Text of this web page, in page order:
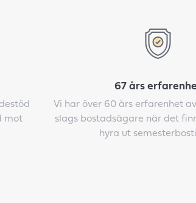
mot
67 års
Vi har över 60 års erfarenhet
slags bostadsägare när det
hyra ut